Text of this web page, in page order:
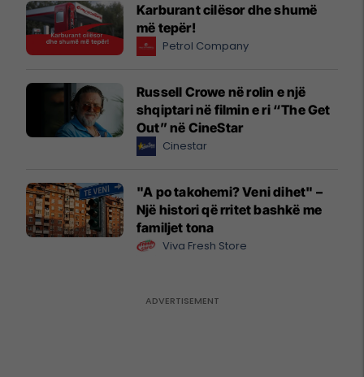
Karburant cilësor dhe shumë
më tepër!
Petrol Company
Russell Crowe në rolin e një
shqiptari në filmin e ri “The Get
Out” në CineStar
Cinestar
"A po takohemi? Veni dihet" –
Një histori që rritet bashkë me
familjet tona
Viva Fresh Store